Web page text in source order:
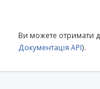
Ви можете отримати
Документація API).